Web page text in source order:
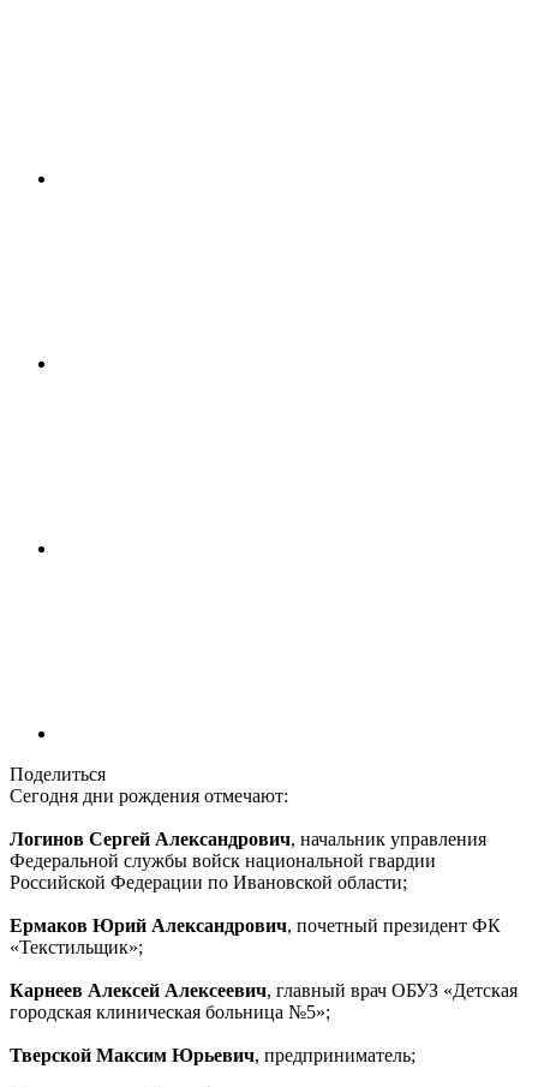
Поделиться
Сегодня дни рождения отмечают:
Логинов Сергей Александрович, начальник управления
Федеральной службы войск национальной гвардии
Российской Федерации по Ивановской области;
Ермаков Юрий Александрович, почетный президент ФК
«Текстильщик»;
Карнеев Алексей Алексеевич, главный врач ОБУЗ «Детская
городская клиническая больница №5»;
Тверской Максим Юрьевич, предприниматель;